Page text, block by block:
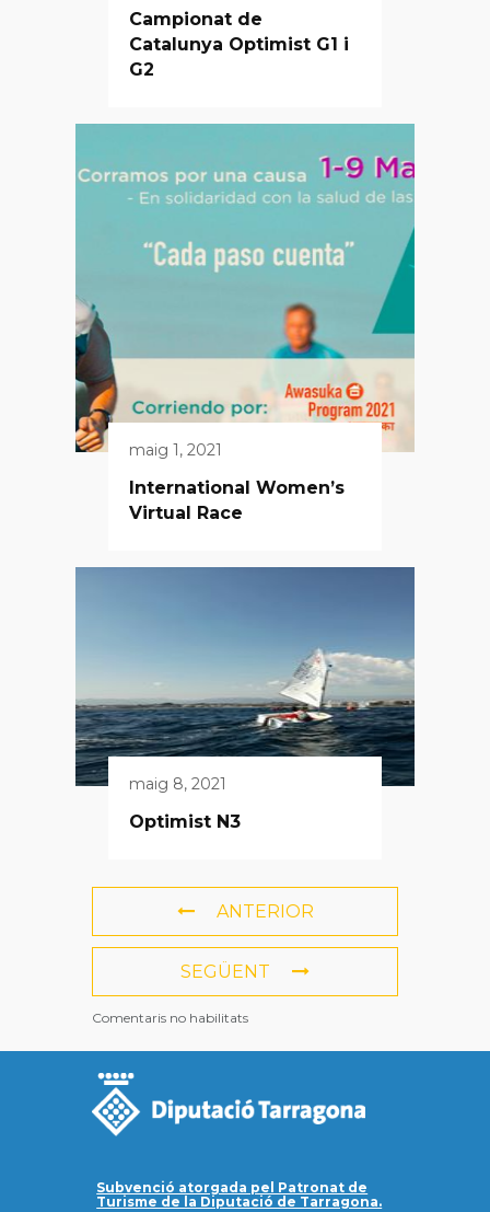
Campionat de
Catalunya Optimist G1 i
G2
maig 1, 2021
International Women’s
Virtual Race
maig 8, 2021
Optimist N3
ANTERIOR
SEGÜENT
Comentaris no habilitats
Subvenció atorgada pel Patronat de
Turisme de la Diputació de Tarragona.